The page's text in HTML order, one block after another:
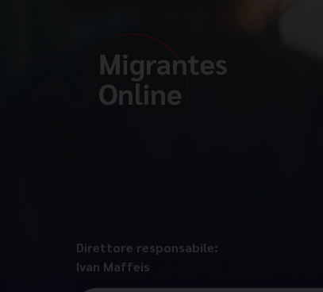
Direttore responsabile:
Ivan Maffeis